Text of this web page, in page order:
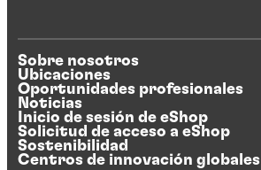
Sobre nosotros
Ubicaciones
Oportunidades profesionales
Noticias
Inicio de sesión de eShop
Solicitud de acceso a eShop
Sostenibilidad
Centros de innovación globales